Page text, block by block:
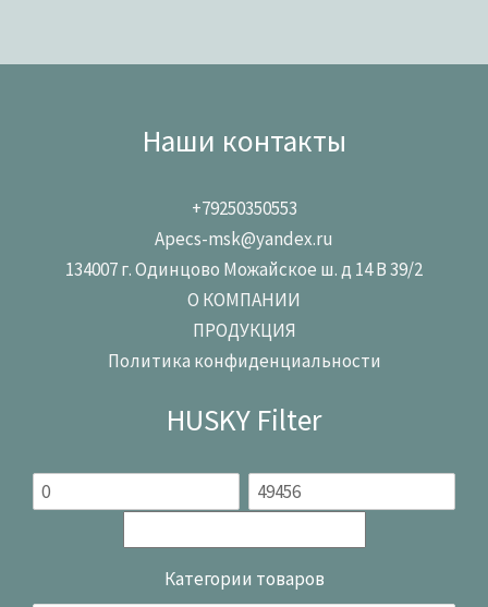
Наши контакты
+79250350553
Apecs-msk@yandex.ru
134007 г. Одинцово Можайское ш. д 14 В 39/2
О КОМПАНИИ
ПРОДУКЦИЯ
Политика конфиденциальности
HUSKY Filter
Категории товаров